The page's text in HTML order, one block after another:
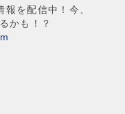
を配信中！今、
かも！？